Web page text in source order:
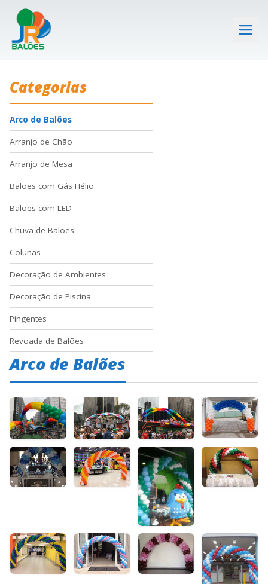
Categorias
Arco de Balões
Arranjo de Chão
Arranjo de Mesa
Balões com Gás Hélio
Balões com LED
Chuva de Balões
Colunas
Decoração de Ambientes
Decoração de Piscina
Pingentes
Revoada de Balões
Arco de Balões